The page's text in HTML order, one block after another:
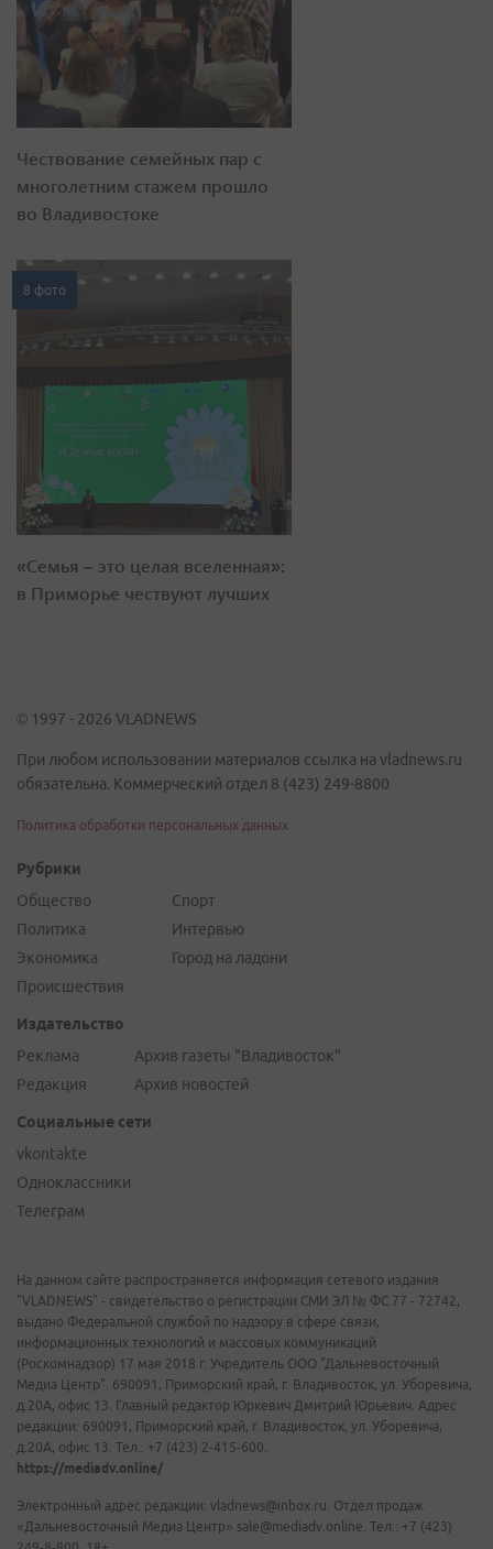
Чествование семейных пар с
многолетним стажем прошло
во Владивостоке
8 фото
«Семья – это целая вселенная»:
в Приморье чествуют лучших
© 1997 - 2026 VLADNEWS
При любом использовании материалов ссылка на vladnews.ru
обязательна. Коммерческий отдел 8 (423) 249-8800
Политика обработки персональных данных
Рубрики
Общество
Политика
Экономика
Происшествия
Спорт
Интервью
Город на ладони
Издательство
Реклама
Редакция
Архив газеты "Владивосток"
Архив новостей
Социальные сети
vkontakte
Одноклассники
Телеграм
На данном сайте распространяется информация сетевого издания
"VLADNEWS" - свидетельство о регистрации СМИ ЭЛ № ФС 77 - 72742,
выдано Федеральной службой по надзору в сфере связи,
информационных технологий и массовых коммуникаций
(Роскомнадзор) 17 мая 2018 г. Учредитель ООО "Дальневосточный
Медиа Центр". 690091, Приморский край, г. Владивосток, ул. Уборевича,
д.20А, офис 13. Главный редактор Юркевич Дмитрий Юрьевич. Адрес
редакции: 690091, Приморский край, г. Владивосток, ул. Уборевича,
д.20А, офис 13. Тел.: +7 (423) 2-415-600.
https://mediadv.online/
Электронный адрес редакции: vladnews@inbox.ru. Отдел продаж
«Дальневосточный Медиа Центр» sale@mediadv.online. Тел.: +7 (423)